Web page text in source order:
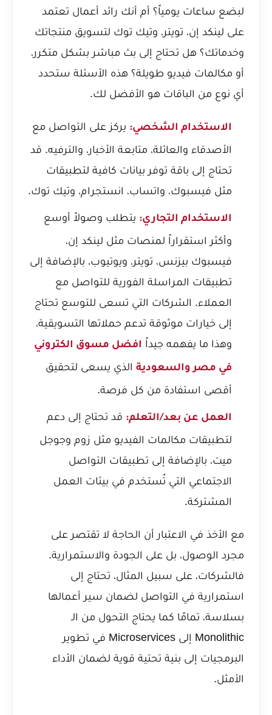
لبضع ساعات يومياً؟ أم أنك رائد أعمال تعتمد
على لينكد إن، تويتر، وتيك توك لتسويق منتجاتك
وخدماتك؟ هل تحتاج إلى بث مباشر بشكل متكرر،
أو مكالمات فيديو طويلة؟ هذه الأسئلة ستحدد
أي نوع من الباقات هو الأفضل لك.
الاستخدام الشخصي: يركز على التواصل مع
الأصدقاء والعائلة، متابعة الأخبار، والترفيه. قد
تحتاج إلى باقة توفر بيانات كافية لتطبيقات
مثل فيسبوك، واتساب، انستجرام، وتيك توك.
الاستخدام التجاري: يتطلب وصولاً أوسع
وأكثر استقراراً لمنصات مثل لينكد إن،
فيسبوك بيزنس، تويتر، ويوتيوب، بالإضافة إلى
تطبيقات المراسلة الفورية للتواصل مع
العملاء. الشركات التي تسعى للتوسع تحتاج
إلى خيارات موثوقة تدعم حملاتها التسويقية،
وهذا ما يفهمه جيداً افضل مسوق الكتروني
في مصر والسعودية الذي يسعى لتحقيق
أقصى استفادة من كل فرصة.
العمل عن بعد/التعلم: قد تحتاج إلى دعم
لتطبيقات مكالمات الفيديو مثل زوم وجوجل
ميت، بالإضافة إلى تطبيقات التواصل
الاجتماعي التي تُستخدم في بيئات العمل
المشتركة.
مع الأخذ في الاعتبار أن الحاجة لا تقتصر على
مجرد الوصول، بل على الجودة والاستمرارية.
فالشركات، على سبيل المثال، تحتاج إلى
استمرارية في التواصل لضمان سير أعمالها
بسلاسة، تمامًا كما يحتاج التحول من الـ
Monolithic إلى Microservices في تطوير
البرمجيات إلى بنية تحتية قوية لضمان الأداء
الأمثل.